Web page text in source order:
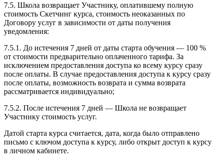
7.5. Школа возвращает Участнику, оплатившему полную
стоимость Скетчинг курса, стоимость неоказанных по
Договору услуг в зависимости от даты получения
уведомления:
7.5.1. До истечения 7 дней от даты старта обучения — 100 %
от стоимости предварительно оплаченного тарифа. За
исключением предоставления доступа ко всему курсу сразу
после оплаты. В случае предоставления доступа к курсу сразу
после оплаты, возможность возврата и сумма возврата
рассматривается индивидуально;
7.5.2. После истечения 7 дней — Школа не возвращает
Участнику стоимость услуг.
Датой старта курса считается, дата, когда было отправлено
письмо с ключом доступа к курсу, либо открыт доступ к курсу
в личном кабинете.